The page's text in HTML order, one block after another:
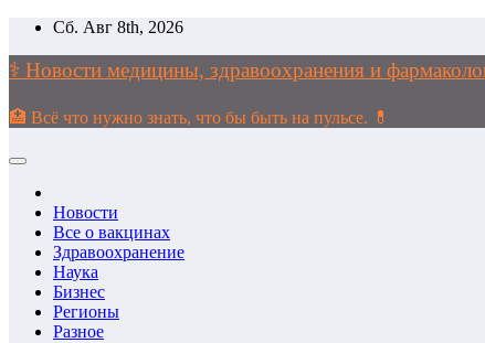
Перейти
содержимому
Сб. Авг 8th, 2026
⚕️ Новости медицины, здравоохранения и
🏥 Всё что нужно знать, что бы быть на пульсе. 💊
Новости
Все о вакцинах
Здравоохранение
Наука
Бизнес
Регионы
Разное